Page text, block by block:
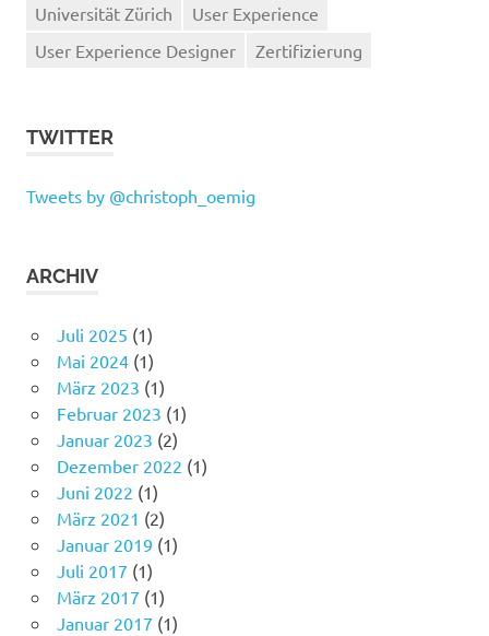
Universität Zürich
User Experience
User Experience Designer
Zertifizierung
TWITTER
Tweets by @christoph_oemig
ARCHIV
Juli 2025 (1)
Mai 2024(1)
März 2023 (1)
Februar 2023 (1)
Januar 2023 (2)
Dezember 2022 (1)
Juni 2022 (1)
März 2021 (2)
Januar 2019 (1)
Juli 2017 (1)
März 2017 (1)
Januar 2017 (1)